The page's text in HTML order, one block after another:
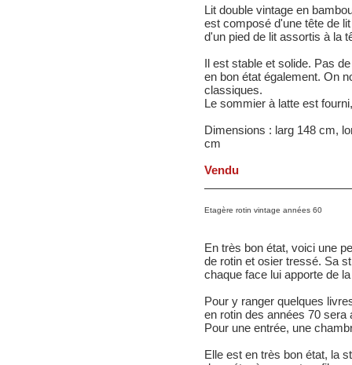
Lit double vintage en
est composé d'une tête de
d'un pied de lit assortis à la
Il est stable et solide. Pas
en bon état également. On
classiques.
Le sommier à latte est
Dimensions : larg 148 cm,
cm
Vendu
Etagère rotin vintage années 60
En très bon état, voici une
de rotin et osier tressé. Sa
chaque face lui apporte de
Pour y ranger quelques
en rotin des années 70
Pour une entrée, une
Elle est en très bon état, la